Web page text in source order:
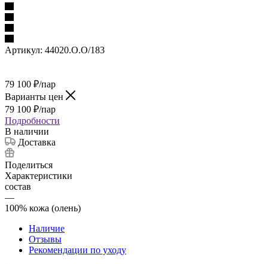
Артикул: 44020.O.O/183
79 100 ₽/пар
Варианты цен
79 100 ₽/пар
Подробности
В наличии
Доставка
Поделиться
Характеристики
состав
—
100% кожа (олень)
Наличие
Отзывы
Рекомендации по уходу